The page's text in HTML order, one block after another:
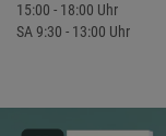
15:00 - 18:00 Uhr
SA 9:30 - 13:00 Uhr